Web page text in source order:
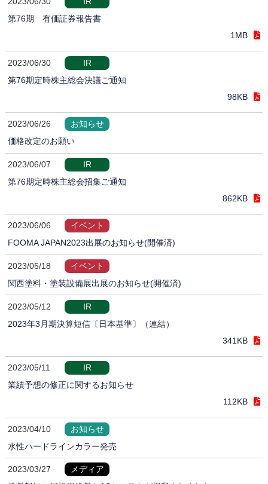
第76期 有価証券報告書
1MB
2023/06/30
IR
第76期定時株主総会決議ご通知
98KB
2023/06/26
お知らせ
価格改定のお願い
2023/06/07
IR
第76期定時株主総会招集ご通知
862KB
2023/06/06
イベント
FOOMA JAPAN2023出展のお知らせ(開催済)
2023/05/18
イベント
関西塗料・塗装設備展出展のお知らせ(開催済)
2023/05/12
IR
2023年3月期決算短信〔日本基準〕（連結）
341KB
2023/05/11
IR
業績予想の修正に関するお知らせ
112KB
2023/04/10
お知らせ
水性ハードラインカラー発売
2023/03/27
メディア